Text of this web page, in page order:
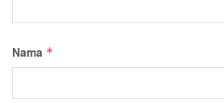
Nama *